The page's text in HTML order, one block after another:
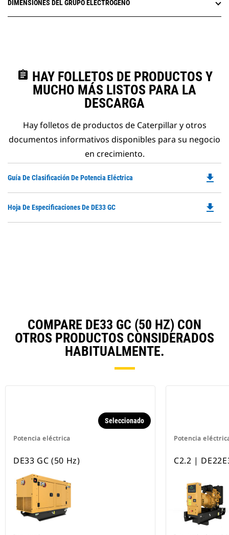
DIMENSIONES DEL GRUPO ELECTRÓGENO
assignment HAY FOLLETOS DE PRODUCTOS Y
MUCHO MÁS LISTOS PARA LA
DESCARGA
Hay folletos de productos de Caterpillar y otros
documentos informativos disponibles para su negocio
en crecimiento.
Guía De Clasificación De Potencia Eléctrica
a
file_download
Hoja De Especificaciones De DE33 GC file_download
COMPARE DE33 GC (50 HZ) CON
OTROS PRODUCTOS CONSIDERADOS
HABITUALMENTE.
Potencia eléctrica
Seleccionado
DE33 GC (50 Hz)
Potencia
C2.2 |